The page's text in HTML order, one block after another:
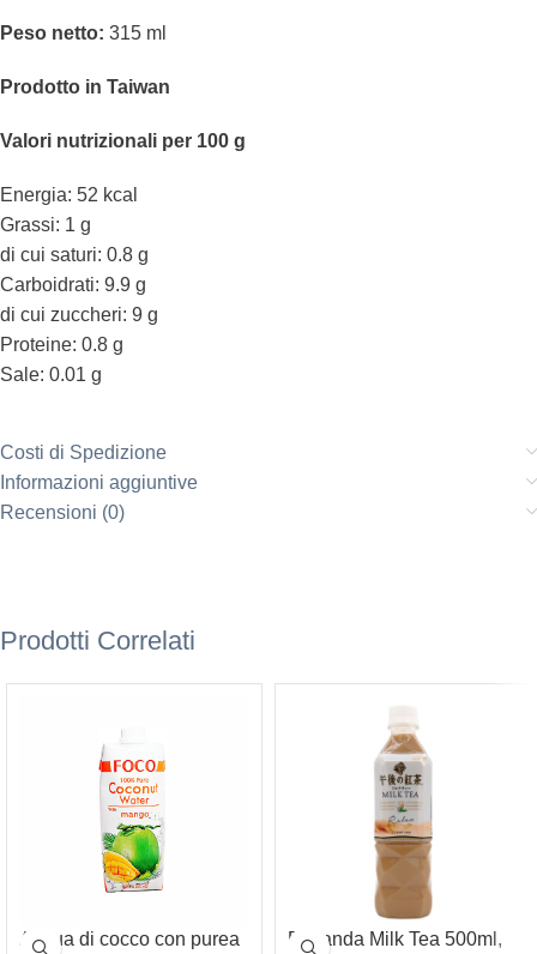
Peso netto: 315 ml
Prodotto in Taiwan
Valori nutrizionali per 100 g
Energia: 52 kcal
Grassi: 1 g
di cui saturi: 0.8 g
Carboidrati: 9.9 g
di cui zuccheri: 9 g
Proteine: 0.8 g
Sale: 0.01 g
Costi di Spedizione
Informazioni aggiuntive
Recensioni (0)
Prodotti Correlati
Acqua di cocco con purea
Bevanda Milk Tea 500ml,